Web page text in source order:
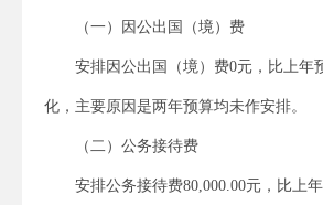
（一）因公出国（境）费
安排因公出国（境）费0元，比上年
化，主要原因是两年预算均未作安排。
（二）公务接待费
安排公务接待费80,000.00元，比上